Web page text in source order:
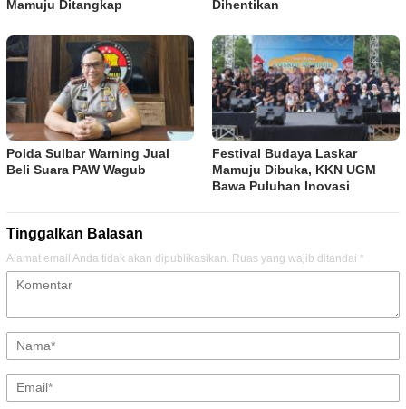
Mamuju Ditangkap
Dihentikan
Polda Sulbar Warning Jual
Beli Suara PAW Wagub
Festival Budaya Laskar
Mamuju Dibuka, KKN UGM
Bawa Puluhan Inovasi
Tinggalkan Balasan
Alamat email Anda tidak akan dipublikasikan. Ruas yang wajib ditandai *